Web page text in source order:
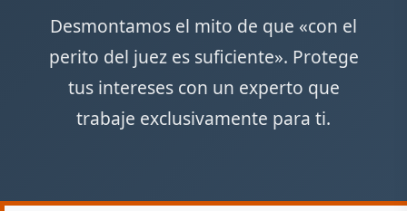
Desmontamos el mito de que «con el
perito del juez es suficiente». Protege
tus intereses con un experto que
trabaje exclusivamente para ti.